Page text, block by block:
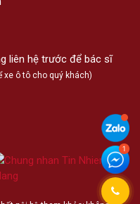
liên hệ trước để bác sĩ
xe ô tô cho quý khách)